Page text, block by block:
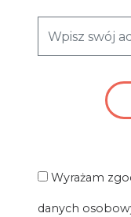
Wyrażam
danych